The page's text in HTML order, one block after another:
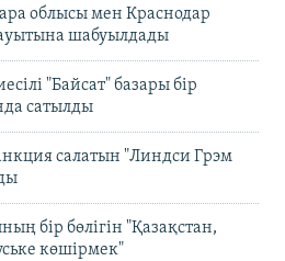
облысы мен Краснодар
шабуылдады
"Байсат" базары бір
сатылды
салатын "Линдси Грэм
бір бөлігін "Қазақстан,
көшірмек"